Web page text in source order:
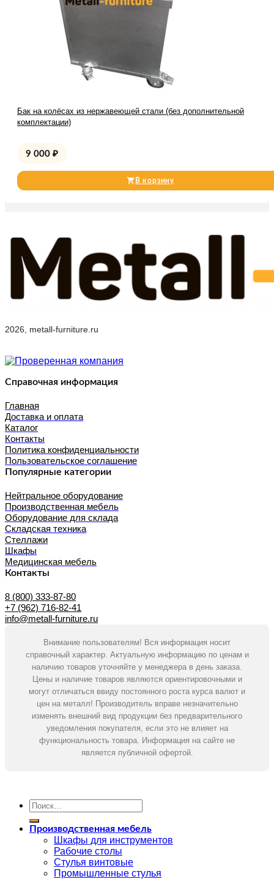
Бак на колёсах из нержавеющей стали (без дополнительной
комплектации)
9 000 ₽
В корзину
2026, metall-furniture.ru
Справочная информация
Главная
Доставка и оплата
Каталог
Контакты
Политика конфиденциальности
Пользовательское соглашение
Популярные категории
Нейтральное оборудование
Производственная мебель
Оборудование для склада
Складская техника
Стеллажи
Шкафы
Медицинская мебель
Контакты
8 (800) 333-87-80
+7 (962) 716-82-41
info@metall-furniture.ru
Внимание пользователям! Вся информация носит
справочный характер. Актуальную информацию по ценам и
наличию товаров уточняйте у менеджера в день заказа.
Цены и наличие товаров являются ориентировочными и
могут отличаться ввиду постоянного роста курса валют и
цен на металл! Производитель вправе незначительно
изменять внешний вид продукции без предварительного
уведомления покупателя, если это не влияет на
функциональность товара. Информация на сайте не
является публичной офертой.
Искать:
Производственная мебель
Шкафы для инструментов
Рабочие столы
Стулья винтовые
Промышленные стулья